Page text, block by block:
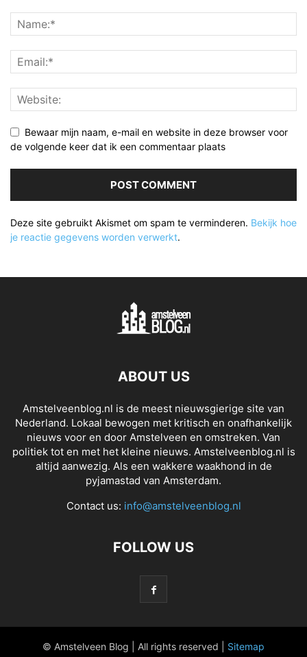
Bewaar mijn naam, e-mail en website in deze browser voor
de volgende keer dat ik een commentaar plaats
Deze site gebruikt Akismet om spam te verminderen. Bekijk hoe
je reactie gegevens worden verwerkt.
ABOUT US
Amstelveenblog.nl is de meest nieuwsgierige site van
Nederland. Lokaal bewogen met kritisch en onafhankelijk
nieuws voor en door Amstelveen en omstreken. Van
politiek tot en met het kleine nieuws. Amstelveenblog.nl is
altijd aanwezig. Als een wakkere waakhond in de
pyjamastad van Amsterdam.
Contact us: info@amstelveenblog.nl
FOLLOW US
© Amstelveen Blog | All rights reserved | Sitemap